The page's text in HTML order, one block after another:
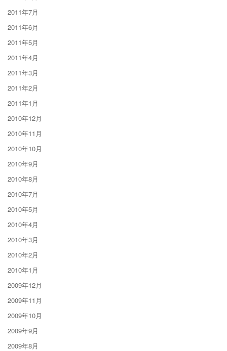
2011年7月
2011年6月
2011年5月
2011年4月
2011年3月
2011年2月
2011年1月
2010年12月
2010年11月
2010年10月
2010年9月
2010年8月
2010年7月
2010年5月
2010年4月
2010年3月
2010年2月
2010年1月
2009年12月
2009年11月
2009年10月
2009年9月
2009年8月